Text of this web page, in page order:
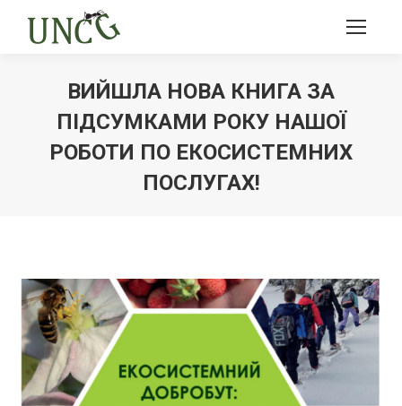
ВИЙШЛА НОВА КНИГА ЗА
ПІДСУМКАМИ РОКУ НАШОЇ
РОБОТИ ПО ЕКОСИСТЕМНИХ
ПОСЛУГАХ!